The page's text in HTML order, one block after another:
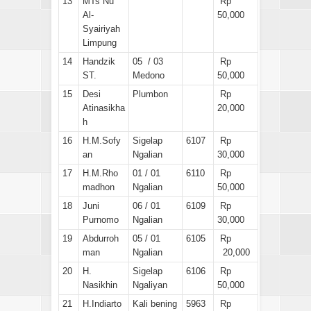
Al-
Syairiyah
Limpung
50,000
14
Handzik
ST.
05 / 03
Medono
Rp
50,000
15
Desi
Atinasikha
h
Plumbon
Rp
20,000
16
H.M.Sofy
an
Sigelap
Ngalian
6107
Rp
30,000
17
H.M.Rho
madhon
01 / 01
Ngalian
6110
Rp
50,000
18
Juni
Purnomo
06 / 01
Ngalian
6109
Rp
30,000
19
Abdurroh
man
05 / 01
Ngalian
6105
Rp
20,000
20
H.
Nasikhin
Sigelap
Ngaliyan
6106
Rp
50,000
21
H.Indiarto Kali bening 5963 Rp